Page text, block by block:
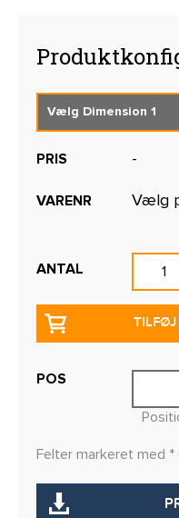
PRIS -
VARENR Vælg
ANTAL
TILFØJ
POS
Felter markeret med *